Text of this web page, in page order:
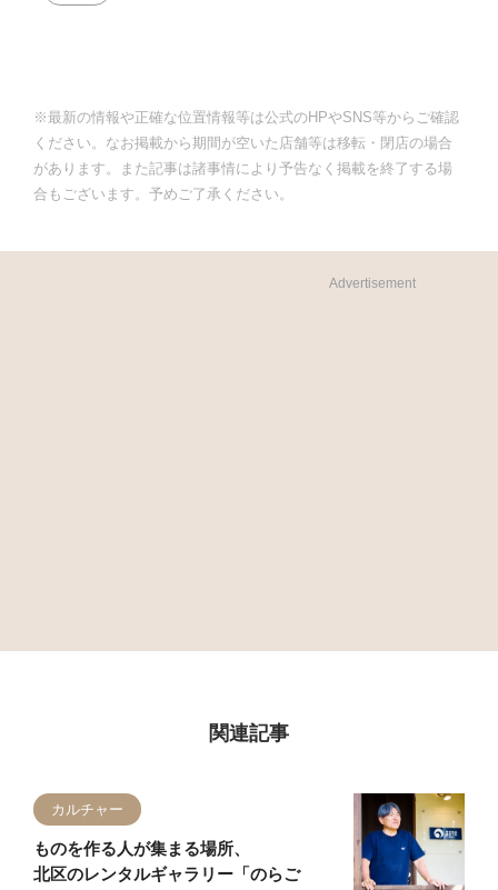
※最新の情報や正確な位置情報等は公式のHPやSNS等からご確認
ください。なお掲載から期間が空いた店舗等は移転・閉店の場合
があります。また記事は諸事情により予告なく掲載を終了する場
合もございます。予めご了承ください。
Advertisement
関連記事
カルチャー
ものを作る人が集まる場所、
北区のレンタルギャラリー「のらご